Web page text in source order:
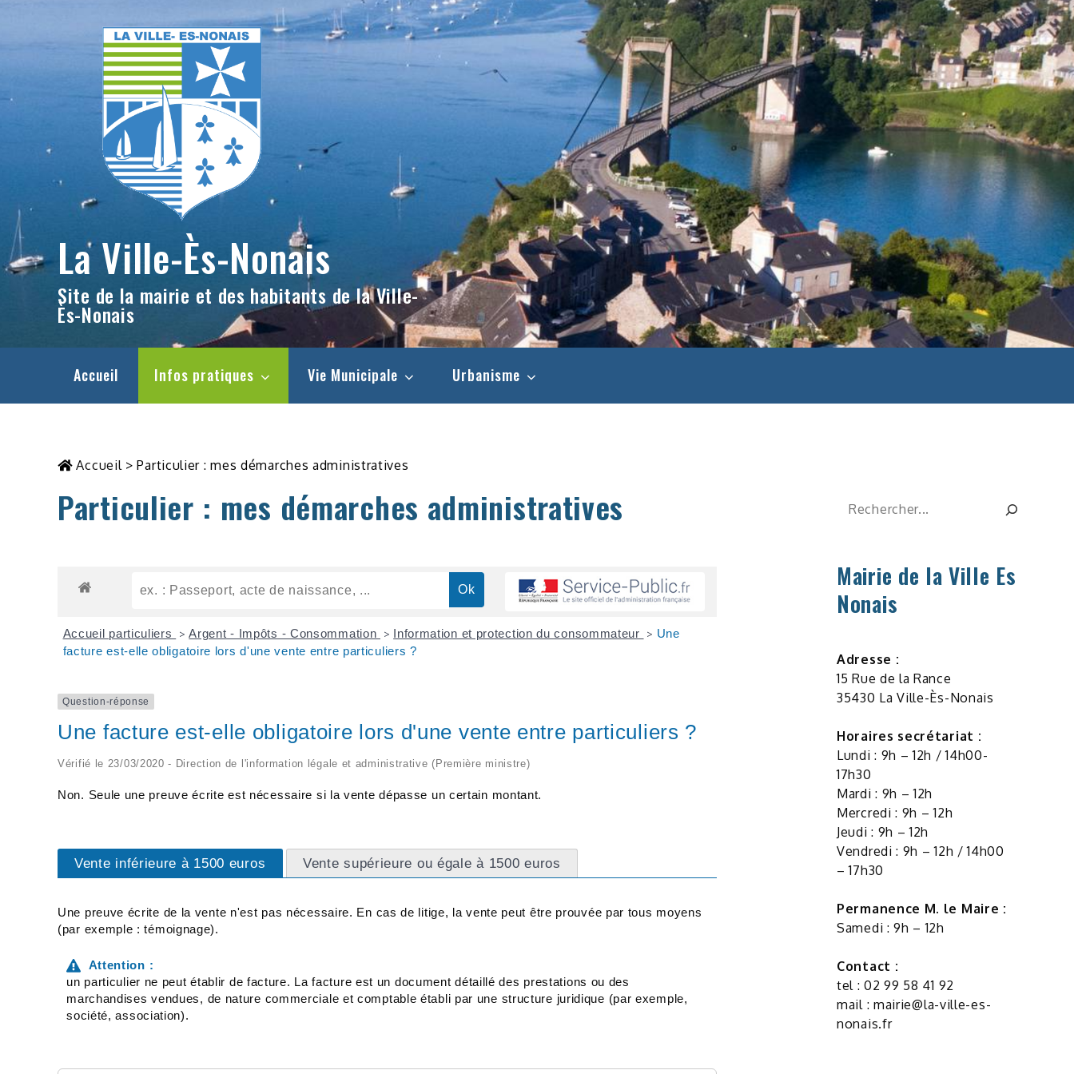
La Ville-Ès-Nonais
Site de la mairie et des habitants de la Ville-
Ès-Nonais
Accueil Infos pratiques Vie Municipale Urbanisme
Accueil >Particulier : mes démarches administratives
Particulier : mes démarches administratives
Accueil particuliers > Argent - Impôts - Consommation > Information et protection du consommateur > Une
facture est-elle obligatoire lors d'une vente entre particuliers ?
Question-réponse
Une facture est-elle obligatoire lors d'une vente entre particuliers ?
Vérifié le 23/03/2020 - Direction de l'information légale et administrative (Première ministre)
Non. Seule une preuve écrite est nécessaire si la vente dépasse un certain montant.
Vente inférieure à 1500 euros Vente supérieure ou égale à 1500 euros
Une preuve écrite de la vente n'est pas nécessaire. En cas de litige, la vente peut être prouvée par tous moyens
(par exemple : témoignage).
Attention :
un particulier ne peut établir de facture. La facture est un document détaillé des prestations ou des
marchandises vendues, de nature commerciale et comptable établi par une structure juridique (par exemple,
société, association).
Rechercher
Mairie de la Ville Es
Nonais
Adresse :
15 Rue de la Rance
35430 La Ville-Ès-Nonais
Horaires secrétariat :
Lundi : 9h – 12h / 14h00-
17h30
Mardi : 9h – 12h
Mercredi : 9h – 12h
Jeudi : 9h – 12h
Vendredi : 9h – 12h / 14h00
– 17h30
Permanence M. le Maire :
Samedi : 9h – 12h
Contact :
tel : 02 99 58 41 92
mail : mairie@la-ville-es-
nonais.fr